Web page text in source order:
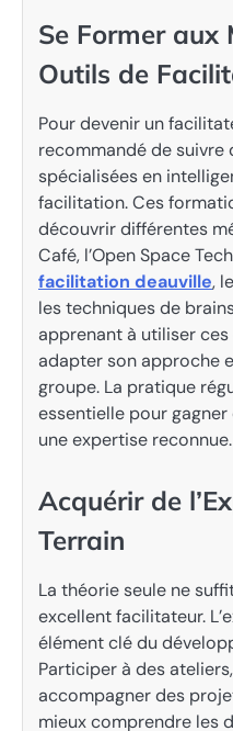
Se Former aux
Outils de
Pour devenir un
recommandé de suivre
spécialisées en
facilitation. Ces
découvrir différentes
Café, l’Open Space
facilitation deauville,
les techniques de
apprenant à utiliser
adapter son approche
groupe. La pratique
essentielle pour
une expertise reconnue.
Acquérir de
Terrain
La théorie seule ne
excellent facilitateur.
élément clé du
Participer à des
accompagner des
mieux comprendre les